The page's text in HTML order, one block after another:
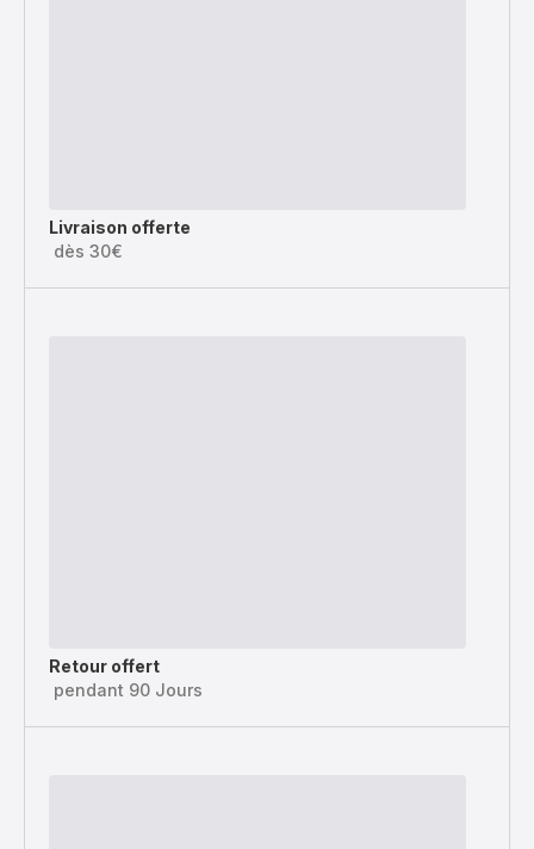
Livraison offerte
dès 30€
Retour offert
pendant 90 Jours